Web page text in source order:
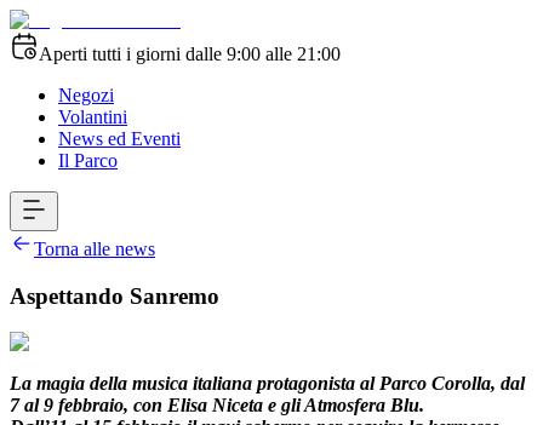
Aperti tutti i giorni dalle 9:00 alle 21:00
Negozi
Volantini
News ed Eventi
Il Parco
Torna alle news
Aspettando Sanremo
La magia della musica italiana protagonista al Parco Corolla, dal
7 al 9 febbraio, con Elisa Niceta e gli Atmosfera Blu.